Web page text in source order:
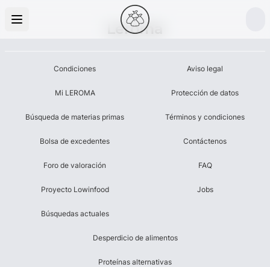
Leroma
Condiciones
Mi LEROMA
Búsqueda de materias primas
Bolsa de excedentes
Foro de valoración
Proyecto Lowinfood
Búsquedas actuales
Aviso legal
Protección de datos
Términos y condiciones
Contáctenos
FAQ
Jobs
Desperdicio de alimentos
Proteínas alternativas